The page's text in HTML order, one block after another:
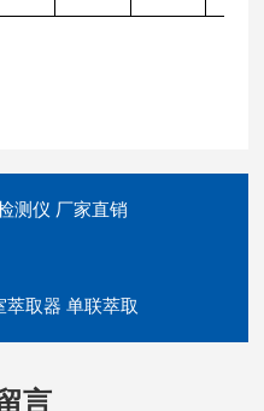
测仪 厂家直销
萃取器 单联萃取
言